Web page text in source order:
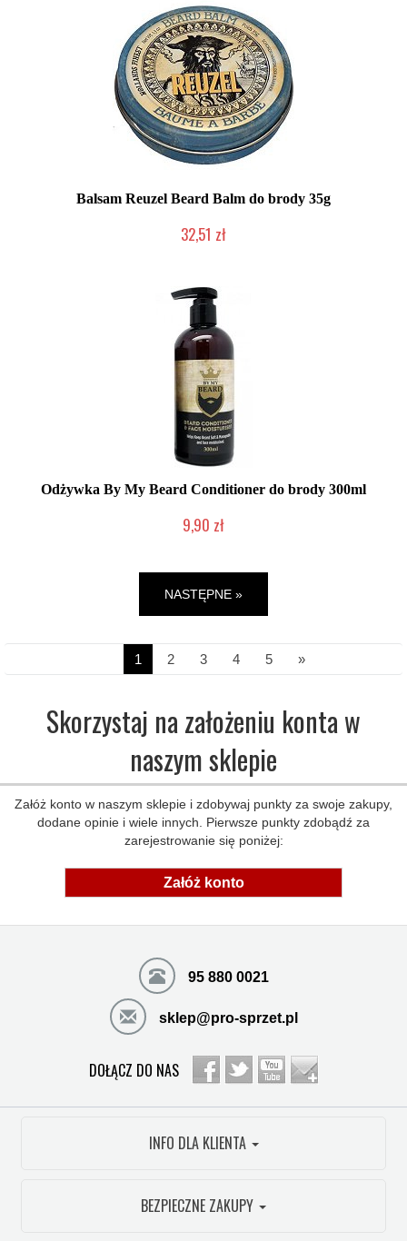
Balsam Reuzel Beard Balm do brody 35g
32,51 zł
Odżywka By My Beard Conditioner do brody 300ml
9,90 zł
NASTĘPNE »
1 2 3 4 5 »
Skorzystaj na założeniu konta w
naszym sklepie
Załóż konto w naszym sklepie i zdobywaj punkty za swoje zakupy,
dodane opinie i wiele innych. Pierwsze punkty zdobądź za
zarejestrowanie się poniżej:
Załóż konto
95 880 0021
sklep@pro-sprzet.pl
DOŁĄCZ DO NAS
INFO DLA KLIENTA
BEZPIECZNE ZAKUPY